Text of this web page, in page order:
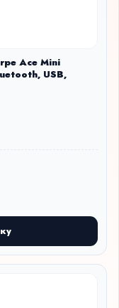
Ace Mini
USB,